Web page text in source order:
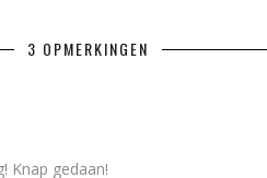
3 OPMERKINGEN
Knap gedaan!